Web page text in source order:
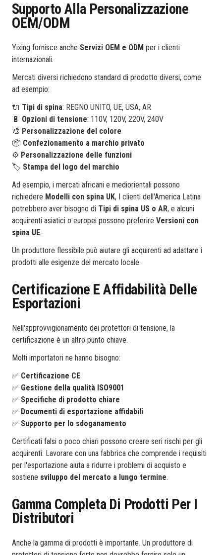
Supporto Alla Personalizzazione
OEM/ODM
Yixing fornisce anche Servizi OEM e ODM per i clienti
internazionali.
Mercati diversi richiedono standard di prodotto diversi, come
ad esempio:
🔌 Tipi di spina: REGNO UNITO, UE, USA, AR
🔋 Opzioni di tensione: 110V, 120V, 220V, 240V
🎨 Personalizzazione del colore
📦 Confezionamento a marchio privato
⚙️ Personalizzazione delle funzioni
🏷️ Stampa del logo del marchio
Ad esempio, i mercati africani e mediorientali possono
richiedere Modelli con spina UK, I clienti dell'America Latina
potrebbero aver bisogno di Tipi di spina US o AR, e alcuni
acquirenti asiatici o europei possono preferire Versioni con
spina UE.
Un produttore flessibile può aiutare gli acquirenti ad adattare i
prodotti alle esigenze del mercato locale.
Certificazione E Affidabilità Delle
Esportazioni
Nell'approvvigionamento dei protettori di tensione, la
certificazione è un altro punto chiave.
Molti importatori ne hanno bisogno:
✅ Certificazione CE
✅ Gestione della qualità ISO9001
✅ Specifiche di prodotto chiare
✅ Documenti di esportazione affidabili
✅ Supporto per lo sdoganamento
Certificati falsi o poco chiari possono creare seri rischi per gli
acquirenti. Lavorare con una fabbrica che comprende i requisiti
per l'esportazione aiuta a ridurre i problemi di acquisto e
sostiene sviluppo del mercato a lungo termine.
Gamma Completa Di Prodotti Per I
Distributori
Anche la gamma di prodotti è importante. Un produttore di